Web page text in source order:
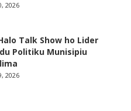
2026
Talk Show ho Lider
Politiku Munisipiu
2026